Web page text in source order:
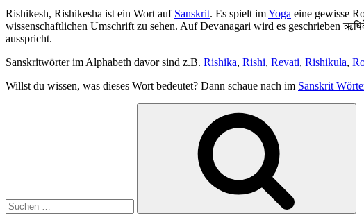
anzeigen
Rishikesh, Rishikesha ist ein Wort auf Sanskrit. Es spielt imYoga eine gewisse
wissenschaftlichen Umschrift zu sehen. Auf Devanagari wird es geschrieben
ausspricht.
Sanskritwörter im Alphabeth davor sind z.B. Rishika, Rishi, Revati, Rishikula,
Willst du wissen, was dieses Wort bedeutet? Dann schaue nach im Sanskrit